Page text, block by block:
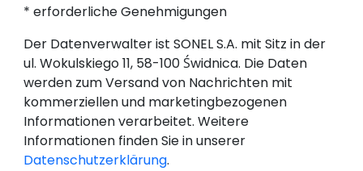
* erforderliche Genehmigungen
Der Datenverwalter ist SONEL S.A. mit Sitz in der
ul. Wokulskiego 11, 58-100 Świdnica. Die Daten
werden zum Versand von Nachrichten mit
kommerziellen und marketingbezogenen
Informationen verarbeitet. Weitere
Informationen finden Sie in unserer
Datenschutzerklärung.